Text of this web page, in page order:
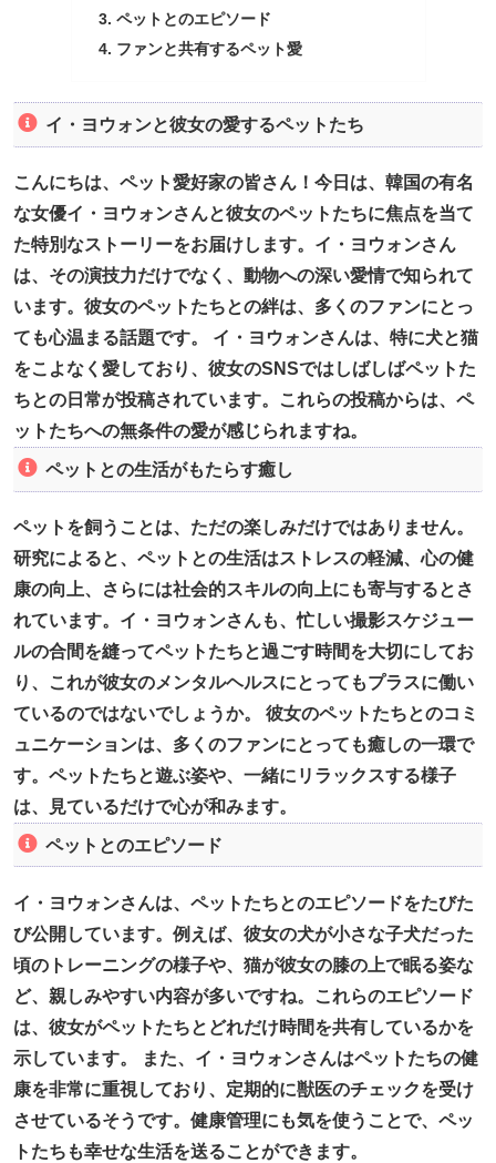
ペットとのエピソード
ファンと共有するペット愛
イ・ヨウォンと彼女の愛するペットたち
こんにちは、ペット愛好家の皆さん！今日は、韓国の有名
な女優イ・ヨウォンさんと彼女のペットたちに焦点を当て
た特別なストーリーをお届けします。イ・ヨウォンさん
は、その演技力だけでなく、動物への深い愛情で知られて
います。彼女のペットたちとの絆は、多くのファンにとっ
ても心温まる話題です。 イ・ヨウォンさんは、特に犬と猫
をこよなく愛しており、彼女のSNSではしばしばペットた
ちとの日常が投稿されています。これらの投稿からは、ペ
ットたちへの無条件の愛が感じられますね。
ペットとの生活がもたらす癒し
ペットを飼うことは、ただの楽しみだけではありません。
研究によると、ペットとの生活はストレスの軽減、心の健
康の向上、さらには社会的スキルの向上にも寄与するとさ
れています。イ・ヨウォンさんも、忙しい撮影スケジュー
ルの合間を縫ってペットたちと過ごす時間を大切にしてお
り、これが彼女のメンタルヘルスにとってもプラスに働い
ているのではないでしょうか。 彼女のペットたちとのコミ
ュニケーションは、多くのファンにとっても癒しの一環で
す。ペットたちと遊ぶ姿や、一緒にリラックスする様子
は、見ているだけで心が和みます。
ペットとのエピソード
イ・ヨウォンさんは、ペットたちとのエピソードをたびた
び公開しています。例えば、彼女の犬が小さな子犬だった
頃のトレーニングの様子や、猫が彼女の膝の上で眠る姿な
ど、親しみやすい内容が多いですね。これらのエピソード
は、彼女がペットたちとどれだけ時間を共有しているかを
示しています。 また、イ・ヨウォンさんはペットたちの健
康を非常に重視しており、定期的に獣医のチェックを受け
させているそうです。健康管理にも気を使うことで、ペッ
トたちも幸せな生活を送ることができます。